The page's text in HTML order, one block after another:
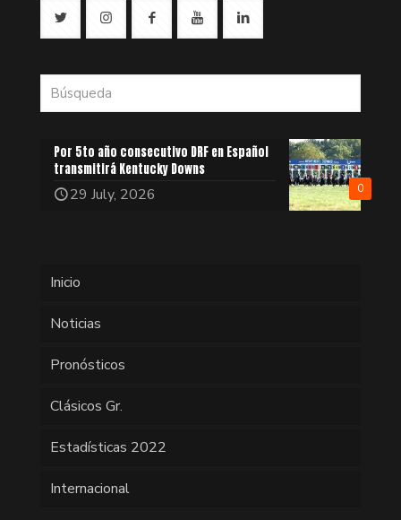
0
Por 5to año consecutivo DRF en Español
transmitirá Kentucky Downs
29 July, 2026
Inicio
Noticias
Pronósticos
Clásicos Gr.
Estadísticas 2022
Internacional